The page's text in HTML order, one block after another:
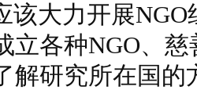
该大力开展
立各种NGO、
解研究所在国